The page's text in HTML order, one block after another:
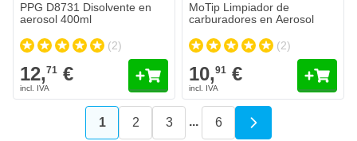
PPG D8731 Disolvente en
aerosol 400ml
(2)
12,71 €
MoTip Limpiador de
carburadores en Aerosol
(2)
10,91 €
Actualmente estás leyendo página
1 Página
2 Página
3 ... Página
6